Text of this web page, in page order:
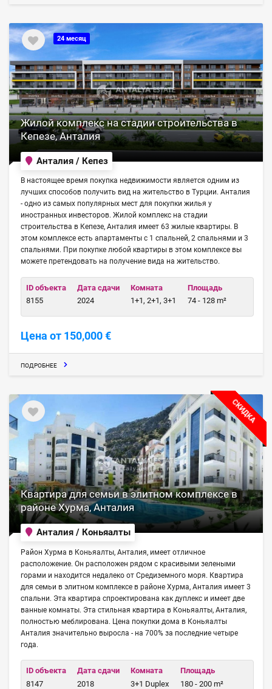
24 месяц
Жилой комплекс на стадии строительства в
Кепезе, Анталия
Анталия / Кепез
В настоящее время покупка недвижимости является одним из
лучших способов получить вид на жительство в Турции. Анталия
- одно из самых популярных мест для покупки жилья у
иностранных инвесторов. Жилой комплекс на стадии
строительства в Кепезе, Анталия имеет 63 жилые квартиры. В
этом комплексе есть апартаменты с 1 спальней, 2 спальнями и 3
спальнями. При покупке любой квартиры в этом комплексе вы
можете претендовать на получение вида на жительство.
ID объекта
8155
Дата сдачи
2024
Комната
1+1, 2+1, 3+1
Площадь
74 - 128 m²
Цена от 150,000 €
ПОДРОБНЕЕ
СКИДКА
Квартира для семьи в элитном комплексе в
районе Хурма, Анталия
Анталия / Коньяалты
Район Хурма в Коньяалты, Анталия, имеет отличное
расположение. Он расположен рядом с красивыми зелеными
горами и находится недалеко от Средиземного моря. Квартира
для семьи в элитном комплексе в районе Хурма, Анталия имеет 3
спальни. Эта квартира спроектирована как дуплекс и имеет две
ванные комнаты. Эта стильная квартира в Коньяалты, Анталия,
полностью меблирована. Цена покупки дома в Коньяалты
Анталия значительно выросла - на 700% за последние четыре
года.
ID объекта
8147
Дата сдачи
2018
Комната
3+1 Duplex
Площадь
180 - 200 m²